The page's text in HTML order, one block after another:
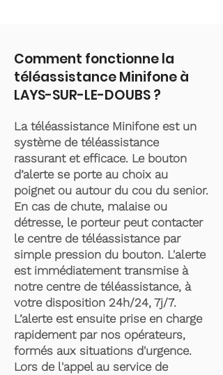
Comment fonctionne la
téléassistance Minifone à
LAYS-SUR-LE-DOUBS ?
La téléassistance Minifone est un
système de téléassistance
rassurant et efficace. Le bouton
d’alerte se porte au choix au
poignet ou autour du cou du senior.
En cas de chute, malaise ou
détresse, le porteur peut contacter
le centre de téléassistance par
simple pression du bouton. L'alerte
est immédiatement transmise à
notre centre de téléassistance, à
votre disposition 24h/24, 7j/7.
L’alerte est ensuite prise en charge
rapidement par nos opérateurs,
formés aux situations d'urgence.
Lors de l'appel au service de